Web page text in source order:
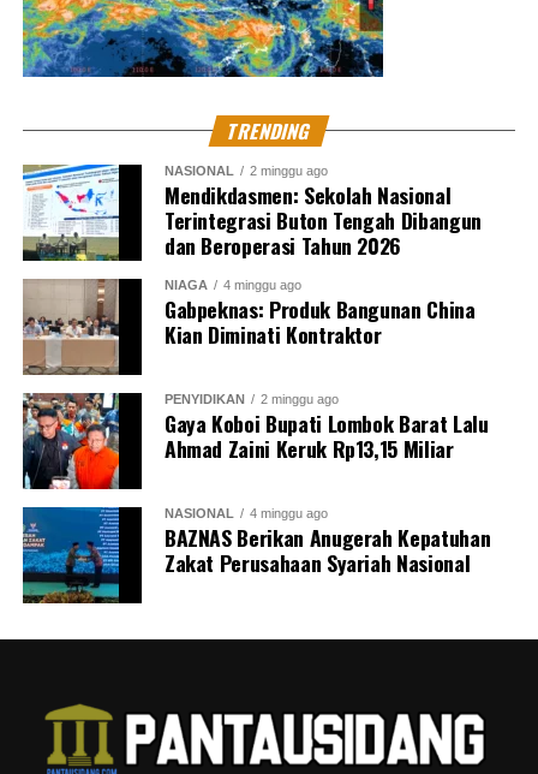
TRENDING
NASIONAL 2 minggu ago
Mendikdasmen: Sekolah Nasional
Terintegrasi Buton Tengah Dibangun
dan Beroperasi Tahun 2026
NIAGA 4 minggu ago
Gabpeknas: Produk Bangunan China
Kian Diminati Kontraktor
PENYIDIKAN 2 minggu ago
Gaya Koboi Bupati Lombok Barat Lalu
Ahmad Zaini Keruk Rp13,15 Miliar
NASIONAL 4 minggu ago
BAZNAS Berikan Anugerah Kepatuhan
Zakat Perusahaan Syariah Nasional